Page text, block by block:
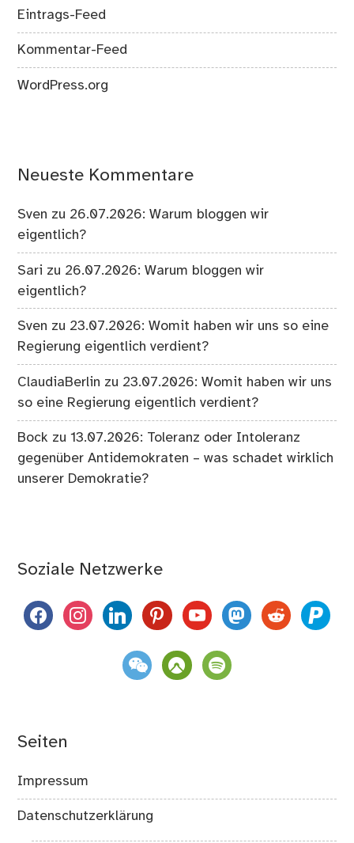
Eintrags-Feed
Kommentar-Feed
WordPress.org
Neueste Kommentare
Sven zu 26.07.2026: Warum bloggen wir
eigentlich?
Sari zu 26.07.2026: Warum bloggen wir
eigentlich?
Sven zu 23.07.2026: Womit haben wir uns so eine
Regierung eigentlich verdient?
ClaudiaBerlin zu 23.07.2026: Womit haben wir uns
so eine Regierung eigentlich verdient?
Bock zu13.07.2026: Toleranz oder Intoleranz
gegenüber Antidemokraten – was schadet wirklich
unserer Demokratie?
Soziale Netzwerke
facebookinstagramlinkedinpinterestyoutubemastodon
reddit paypal
weixin komootspotify
Seiten
Impressum
Datenschutzerklärung